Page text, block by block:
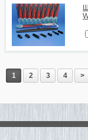
1 2 3 4 >